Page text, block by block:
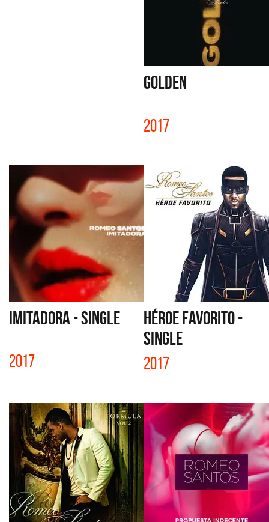
GOLDEN
2017
IMITADORA - SINGLE
2017
HÉROE FAVORITO -
SINGLE
2017